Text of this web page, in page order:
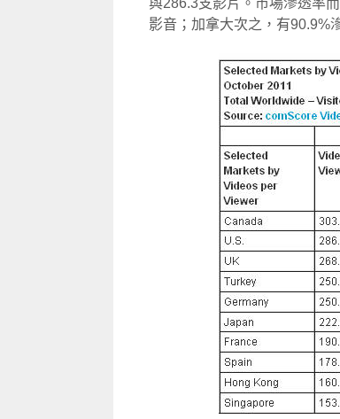
與286.3支影片。市場滲透率
影音；加拿大次之，有90.9%